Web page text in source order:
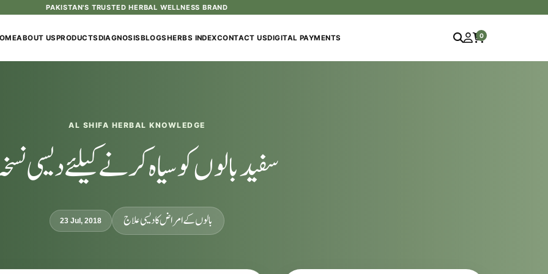
PAKISTAN'S TRUSTED HERBAL WELLNESS BRAND
ABOUT USPRODUCTSDIAGNOSISBLOGSHERBS INDEXCONTACT USDIGITAL PAYMENTS 0
AL SHIFA HERBAL KNOWLEDGE
سفید بالوں کو سیاہ کرنے کیلئے دیسی
23 Jul, 2018 بالوں کے امراض کا دیسی علاج